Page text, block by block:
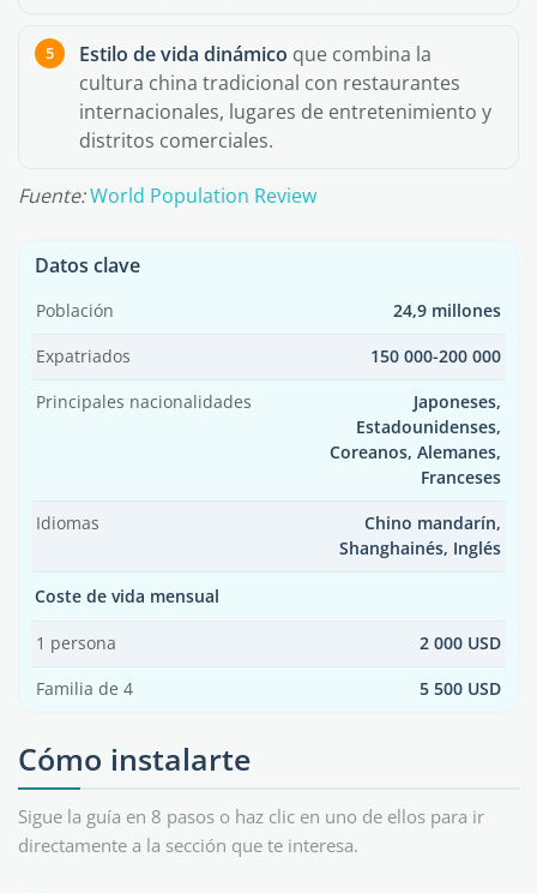
Estilo de vida dinámico que combina la
cultura china tradicional con restaurantes
internacionales, lugares de entretenimiento y
distritos comerciales.
Fuente:World Population Review
Datos clave
Población 24,9 millones
Expatriados 150 000-200 000
Principales nacionalidades
Japoneses,
Estadounidenses,
Coreanos, Alemanes,
Franceses
Idiomas
Chino mandarín,
Shanghainés, Inglés
Coste de vida mensual
1 persona 2 000 USD
Familia de 4 5 500 USD
Cómo instalarte
Sigue la guía en 8 pasos o haz clic en uno de ellos para ir
directamente a la sección que te interesa.